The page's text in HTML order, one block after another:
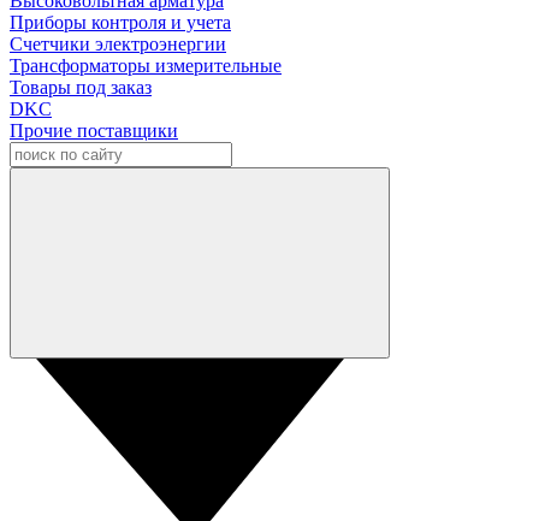
Приборы контроля и учета
Счетчики электроэнергии
Трансформаторы измерительные
Товары под заказ
DKC
Прочие поставщики